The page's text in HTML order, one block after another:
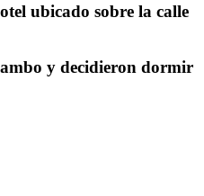
ubicado sobre la calle
y decidieron dormir